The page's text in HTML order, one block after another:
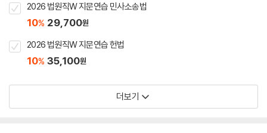
2026 법원직W 지문연습 민사소송법
10% 29,700원
2026 법원직W 지문연습 헌법
10% 35,100원
더보기